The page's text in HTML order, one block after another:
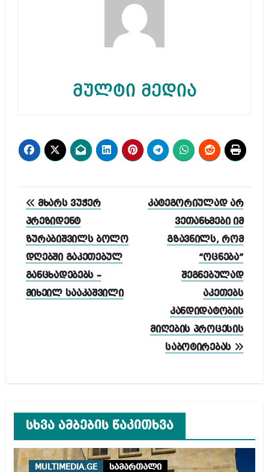
მულტი მედია
პოსტის
ნავიგაცია
მხარს ვუჭერ
პრეზიდენტ
ზურაბიშვილს ბოლო
დღებში გაკეთებულ
განცხადებებს –
მიხეილ სააკაშვილი
კატეგორიულად არ
ვეთანხმები იმ
გზავნილს, რომ
“ოცნება”
შეგნებულად
აკეთებს
კანდიდატობის
მიღების პროცესის
საბოტირებას
სხვა ამბების წაკითხვა
MULTIMEDIA.GE სამართალი